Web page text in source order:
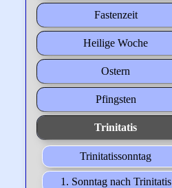
Fastenzeit
Heilige Woche
Ostern
Pfingsten
Trinitatis
Trinitatissonntag
1. Sonntag nach Trinitatis